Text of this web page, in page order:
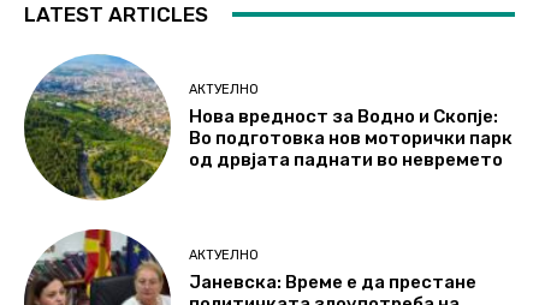
LATEST ARTICLES
АКТУЕЛНО
Нова вредност за Водно и Скопје:
Во подготовка нов моторички парк
од дрвјата паднати во невремето
АКТУЕЛНО
Јаневска: Време е да престане